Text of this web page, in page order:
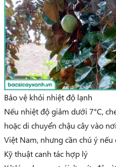
Bảo vệ khỏi nhiệt độ lạnh
Nếu nhiệt độ giảm dưới 7°C,
hoặc di chuyển chậu cây vào
Việt Nam, nhưng cần chú ý
Kỹ thuật canh tác hợp lý